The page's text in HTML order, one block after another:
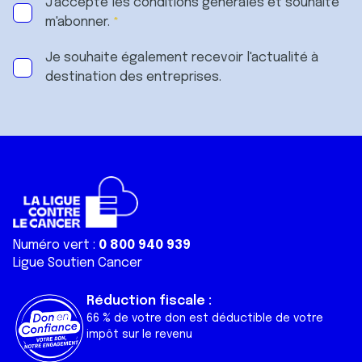
J'accepte les conditions générales et souhaite
m'abonner.
Je souhaite également recevoir l'actualité à
destination des entreprises.
Numéro vert : 0 800 940 939
Ligue Soutien Cancer
Réduction fiscale :
66 % de votre don est déductible de votre
impôt sur le revenu